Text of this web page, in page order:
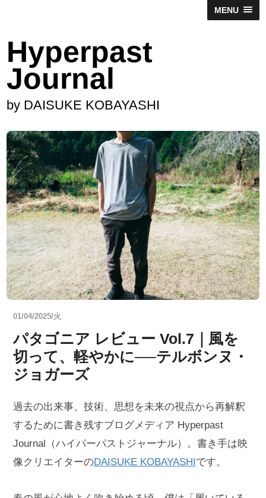
MENU
Hyperpast
Journal
by DAISUKE KOBAYASHI
01/04/2025/火
パタゴニア レビュー Vol.7｜風を
切って、軽やかに──テルボンヌ・
ジョガーズ
過去の出来事、技術、思想を未来の視点から再解釈
するために書き残すブログメディア Hyperpast
Journal（ハイパーパストジャーナル）。書き手は映
像クリエイターのDAISUKE KOBAYASHIです。